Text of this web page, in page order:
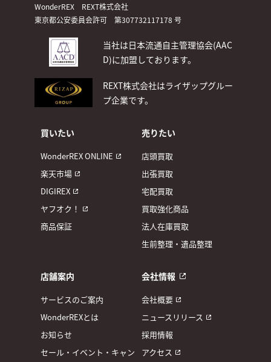
WonderREX REXT株式会社
東京都公安委員会許可 第307732117178 号
当社は日本流通自主管理協会(AAC
D)に加盟しております。
REXT株式会社はライザップグルー
プ企業です。
買いたい
WonderREX ONLINE
楽天市場
DIGIREX
ヤフオク！
商品保証
売りたい
店頭買取
出張買取
宅配買取
買取強化商品
法人在庫買取
生前整理・遺品整理
店舗案内
サービスのご案内
WonderREXとは
お知らせ
セール・イベント・キャン
会社情報
会社概要
ニュースリリース
採用情報
アクセス